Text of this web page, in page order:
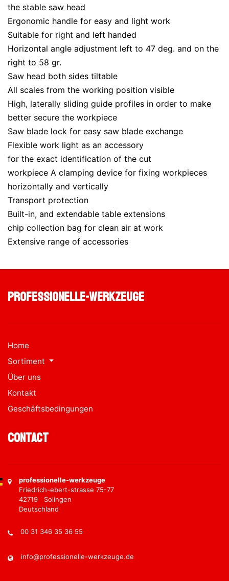
the stable saw head
Ergonomic handle for easy and light work
Suitable for right and left handed
Horizontal angle adjustment left to 47 deg. and on the
right to 58 gr.
Saw head both sides tiltable
All scales from the working position visible
High, laterally sliding guide profiles in order to make
better secure the workpiece
Saw blade lock for easy saw blade exchange
Flexible work light as an accessory
for the exact identification of the cut
workpiece A clamping device for fixing workpieces
horizontally and vertically
Transport protection
Built-in, and extendable table extensions
chip collection bag for clean air at work
Extensive range of accessories
professionelle-werkzeuge
Home
Sortiment
Über uns
Kontakt
Geschäftsbedingungen
Contact
professionelle-werkzeuge
Friedrich-ebert-strasse 75-77
42719 Solingen
Deutschland
00 31 346 35 36 55
info@professionelle-werkzeuge.de